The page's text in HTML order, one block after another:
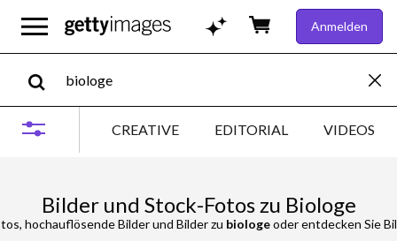
Anmelden
CREATIVE EDITORIAL VIDEOS
Bilder und Stock-Fotos zu Biologe
hochauflösende Bilder und Bilder zu biologeoder entdecken Sie